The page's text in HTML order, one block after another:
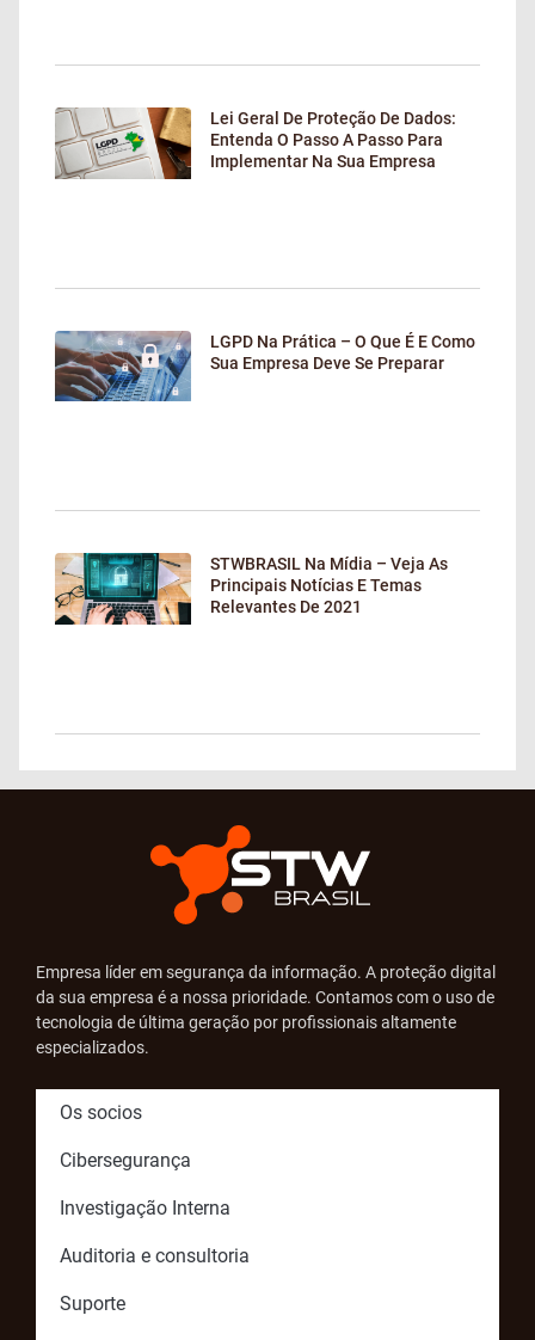
Lei Geral De Proteção De Dados:
Entenda O Passo A Passo Para
Implementar Na Sua Empresa
LGPD Na Prática – O Que É E Como
Sua Empresa Deve Se Preparar
STWBRASIL Na Mídia – Veja As
Principais Notícias E Temas
Relevantes De 2021
Empresa líder em segurança da informação. A proteção digital
da sua empresa é a nossa prioridade. Contamos com o uso de
tecnologia de última geração por profissionais altamente
especializados.
Os socios
Cibersegurança
Investigação Interna
Auditoria e consultoria
Suporte